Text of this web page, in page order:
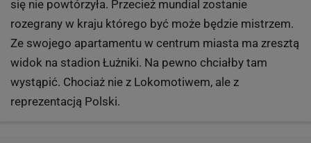
się nie powtórzyła. Przecież mundial zostanie
rozegrany w kraju którego być może będzie mistrzem.
Ze swojego apartamentu w centrum miasta ma zresztą
widok na stadion Łużniki. Na pewno chciałby tam
wystąpić. Chociaż nie z Lokomotiwem, ale z
reprezentacją Polski.